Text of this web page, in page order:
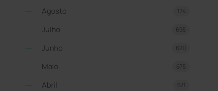
Agosto 174
Julho 695
Junho 620
Maio 675
Abril 671